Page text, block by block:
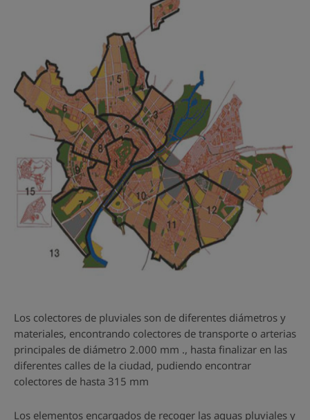
Los colectores de pluviales son de diferentes diámetros y
materiales, encontrando colectores de transporte o arterias
principales de diámetro 2.000 mm ., hasta finalizar en las
diferentes calles de la ciudad, pudiendo encontrar
colectores de hasta 315 mm
Los elementos encargados de recoger las aguas pluviales y